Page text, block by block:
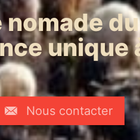
unique
Nous contacter